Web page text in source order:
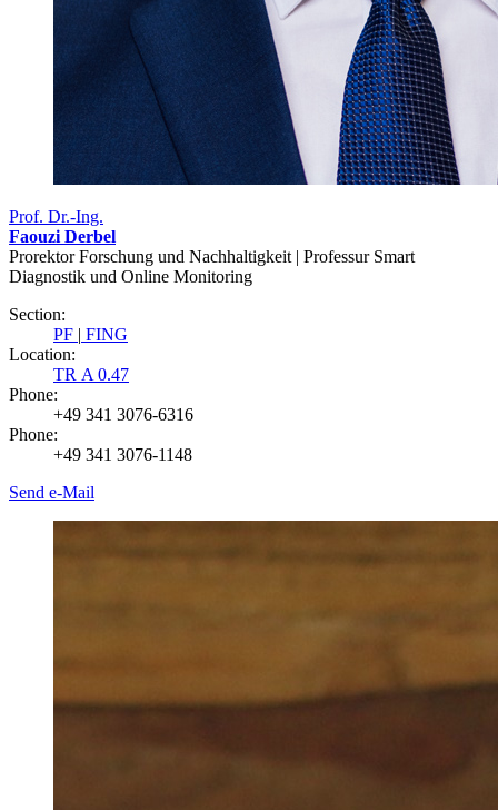
Prof. Dr.-Ing.
Faouzi Derbel
Prorektor Forschung und Nachhaltigkeit | Professur Smart
Diagnostik und Online Monitoring
Section:
PF | FING
Location:
TR A 0.47
Phone:
+49 341 3076-6316
Phone:
+49 341 3076-1148
Send e-Mail